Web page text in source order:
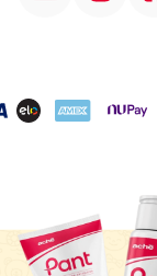
ELO AMEX NuPay
Destaque